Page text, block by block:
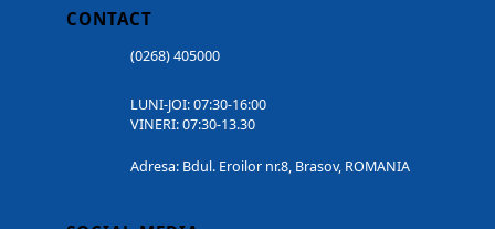
CONTACT
(0268) 405000
LUNI-JOI: 07:30-16:00
VINERI: 07:30-13.30
Adresa: Bdul. Eroilor nr.8, Brasov, ROMANIA